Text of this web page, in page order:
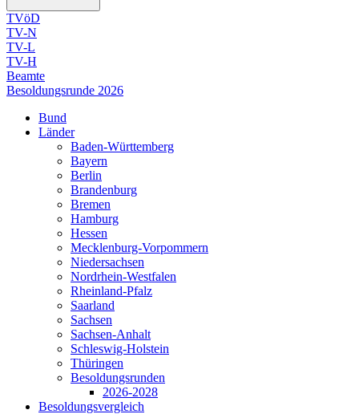
TVöD
TV-N
TV-L
TV-H
Beamte
Besoldungsrunde 2026
Bund
Länder
Baden-Württemberg
Bayern
Berlin
Brandenburg
Bremen
Hamburg
Hessen
Mecklenburg-Vorpommern
Niedersachsen
Nordrhein-Westfalen
Rheinland-Pfalz
Saarland
Sachsen
Sachsen-Anhalt
Schleswig-Holstein
Thüringen
Besoldungsrunden
2026-2028
Besoldungsvergleich